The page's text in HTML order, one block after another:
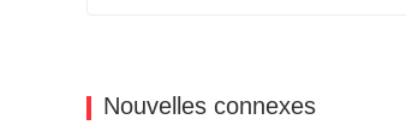
Nouvelles connexes